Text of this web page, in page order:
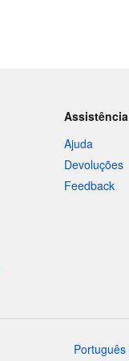
Assistência
Ajuda
Devoluções
Feedback
Português